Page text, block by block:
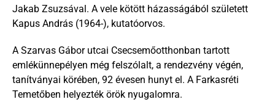
Jakab Zsuzsával. A vele kötött házasságából született
Kapus András (1964-), kutatóorvos.
A Szarvas Gábor utcai Csecsemőotthonban tartott
emlékünnepélyen még felszólalt, a rendezvény végén,
tanítványai körében, 92 évesen hunyt el. A Farkasréti
Temetőben helyezték örök nyugalomra.